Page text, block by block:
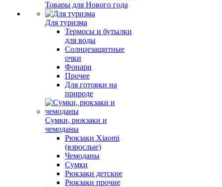
Товары для Нового года
Для туризма
Термосы и бутылки
для воды
Солнцезащитные
очки
Фонари
Прочее
Для готовки на
природе
Сумки, рюкзаки и
чемоданы
Рюкзаки Xiaomi
(взрослые)
Чемоданы
Сумки
Рюкзаки детские
Рюкзаки прочие